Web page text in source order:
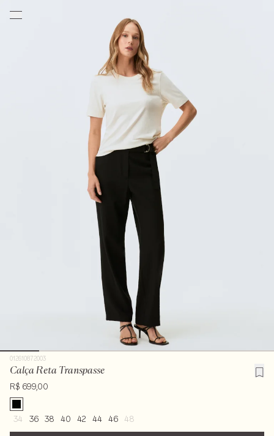
012610872003
Calça Reta Transpasse
R$ 699,00
34 36 38 40 42 44 46 48